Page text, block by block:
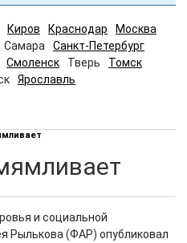
Киров Краснодар
Москва
Самара
Санкт-Петербург
Смоленск Тверь
Томск
Ярославль
и социальной
Рылькова (ФАР) опубликовал